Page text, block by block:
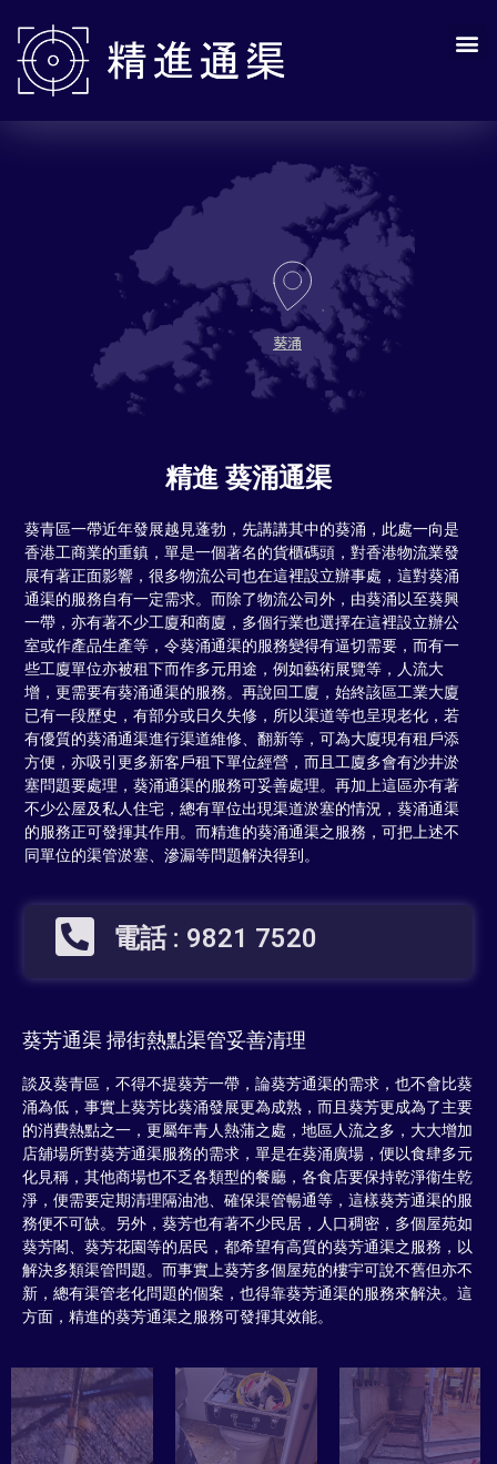
精進 葵涌通渠
葵青區一帶近年發展越見蓬勃，先講講其中的葵涌，此處一向是
香港工商業的重鎮，單是一個著名的貨櫃碼頭，對香港物流業發
展有著正面影響，很多物流公司也在這裡設立辦事處，這對葵涌
通渠的服務自有一定需求。而除了物流公司外，由葵涌以至葵興
一帶，亦有著不少工廈和商廈，多個行業也選擇在這裡設立辦公
室或作產品生產等，令葵涌通渠的服務變得有逼切需要，而有一
些工廈單位亦被租下而作多元用途，例如藝術展覽等，人流大
增，更需要有葵涌通渠的服務。再說回工廈，始終該區工業大廈
已有一段歷史，有部分或日久失修，所以渠道等也呈現老化，若
有優質的葵涌通渠進行渠道維修、翻新等，可為大廈現有租戶添
方便，亦吸引更多新客戶租下單位經營，而且工廈多會有沙井淤
塞問題要處理，葵涌通渠的服務可妥善處理。再加上這區亦有著
不少公屋及私人住宅，總有單位出現渠道淤塞的情況，葵涌通渠
的服務正可發揮其作用。而精進的葵涌通渠之服務，可把上述不
同單位的渠管淤塞、滲漏等問題解決得到。
電話 : 9821 7520
葵涌
葵芳通渠 掃街熱點渠管妥善清理
談及葵青區，不得不提葵芳一帶，論葵芳通渠的需求，也不會比葵
涌為低，事實上葵芳比葵涌發展更為成熟，而且葵芳更成為了主要
的消費熱點之一，更屬年青人熱蒲之處，地區人流之多，大大增加
店舖場所對葵芳通渠服務的需求，單是在葵涌廣場，便以食肆多元
化見稱，其他商場也不乏各類型的餐廳，各食店要保持乾淨衞生乾
淨，便需要定期清理隔油池、確保渠管暢通等，這樣葵芳通渠的服
務便不可缺。另外，葵芳也有著不少民居，人口稠密，多個屋苑如
葵芳閣、葵芳花園等的居民，都希望有高質的葵芳通渠之服務，以
解決多類渠管問題。而事實上葵芳多個屋苑的樓宇可說不舊但亦不
新，總有渠管老化問題的個案，也得靠葵芳通渠的服務來解決。這
方面，精進的葵芳通渠之服務可發揮其效能。